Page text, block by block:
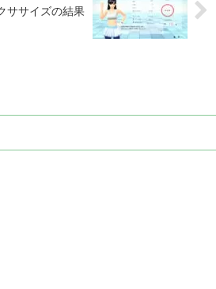
ササイズの結果